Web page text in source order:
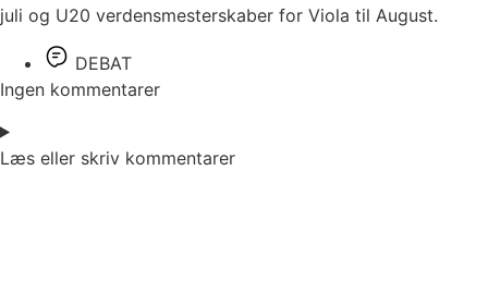
juli og U20 verdensmesterskaber for Viola til August.
DEBAT
Ingen kommentarer
Læs eller skriv kommentarer